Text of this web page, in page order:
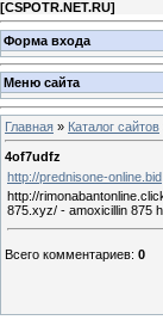
[CSPOTR.NET.RU]
Форма входа
Меню сайта
Главная » Каталог сайтов
4of7udfz
http://prednisone-online.bid
http://
875.xyz/ - amoxicillin 875
Всего комментариев: 0